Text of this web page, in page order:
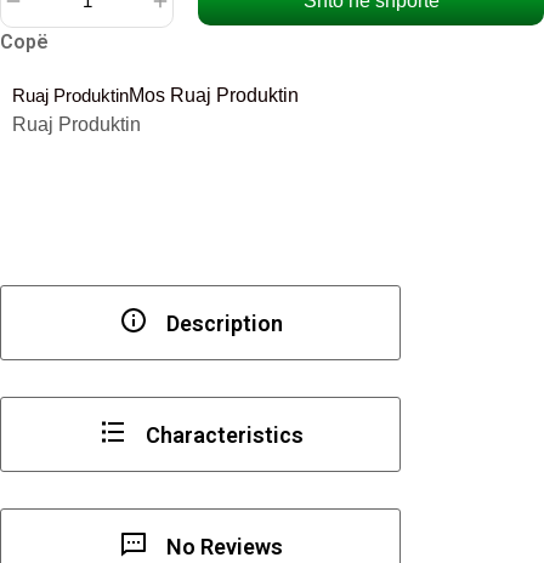
Kapëse
plastike
Copë
Ruaj ProduktinMos Ruaj Produktin
Ruaj Produktin
Description
Characteristics
No Reviews